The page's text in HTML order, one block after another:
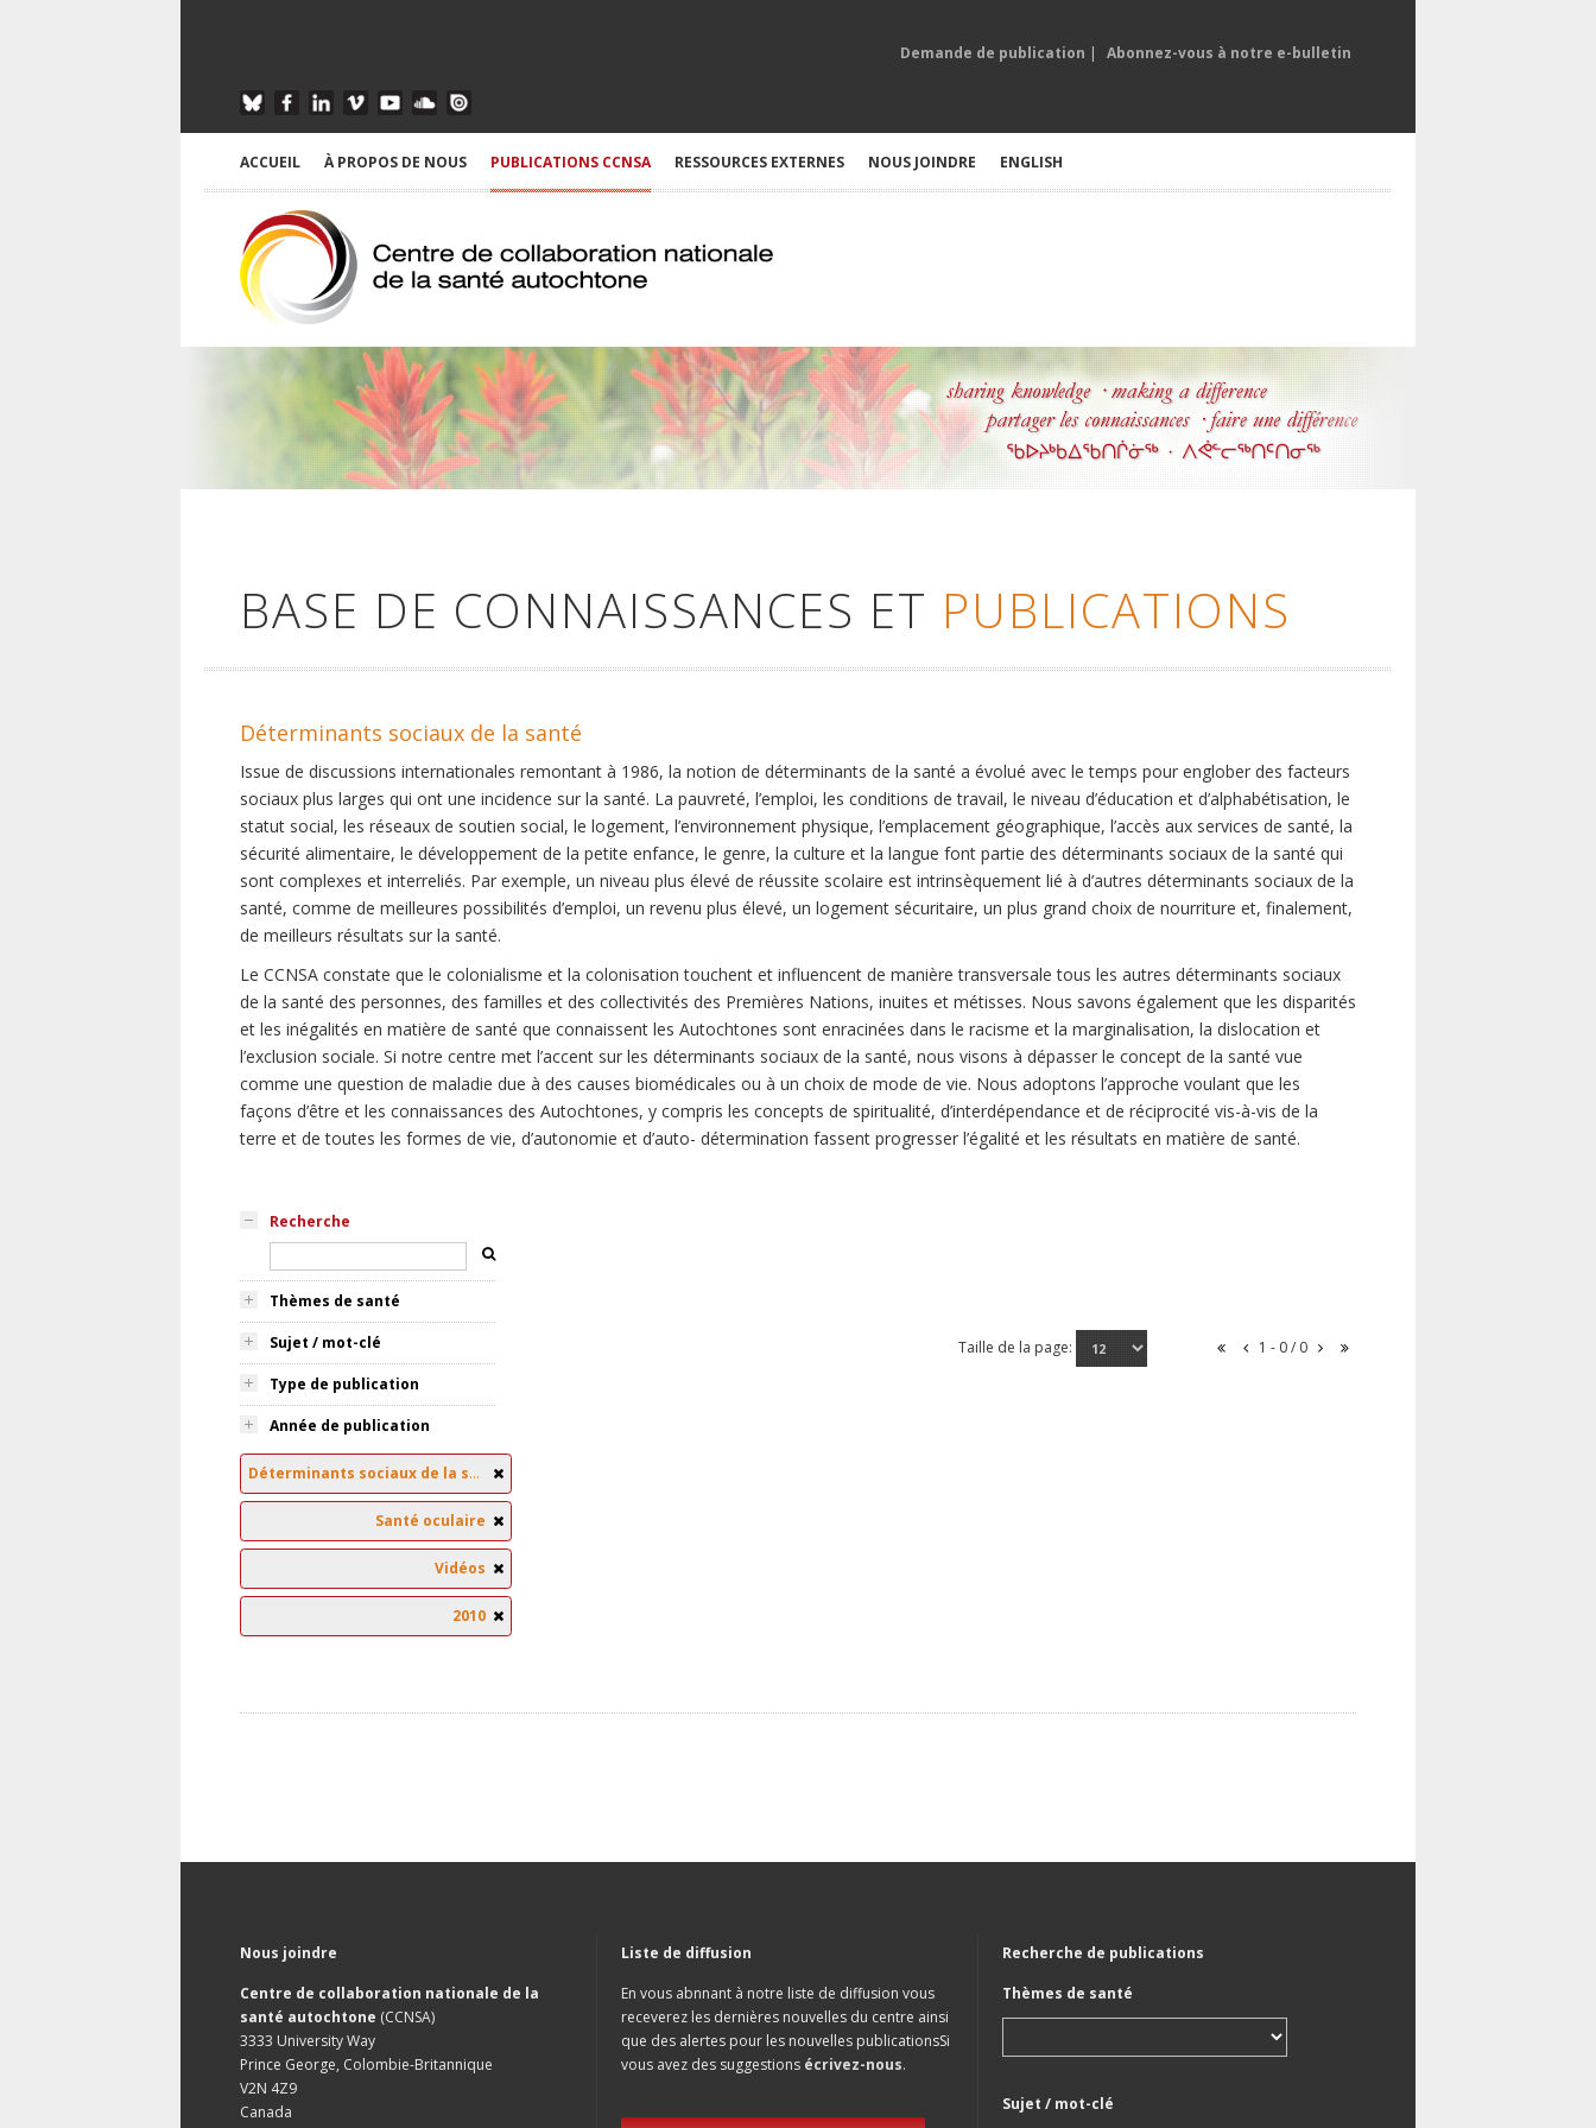
Demande de publication | Abonnez-vous à notre e-bulletin
ACCUEIL À PROPOS DE NOUS PUBLICATIONS CCNSA RESSOURCES EXTERNES NOUS JOINDRE ENGLISH
BASE DE CONNAISSANCES ET PUBLICATIONS
Déterminants sociaux de la santé
Issue de discussions internationales remontant à 1986, la notion de déterminants de la santé a évolué avec le temps pour englober des facteurs
sociaux plus larges qui ont une incidence sur la santé. La pauvreté, l’emploi, les conditions de travail, le niveau d’éducation et d’alphabétisation, le
statut social, les réseaux de soutien social, le logement, l’environnement physique, l’emplacement géographique, l’accès aux services de santé, la
sécurité alimentaire, le développement de la petite enfance, le genre, la culture et la langue font partie des déterminants sociaux de la santé qui
sont complexes et interreliés. Par exemple, un niveau plus élevé de réussite scolaire est intrinsèquement lié à d’autres déterminants sociaux de la
santé, comme de meilleures possibilités d’emploi, un revenu plus élevé, un logement sécuritaire, un plus grand choix de nourriture et, finalement,
de meilleurs résultats sur la santé.
Le CCNSA constate que le colonialisme et la colonisation touchent et influencent de manière transversale tous les autres déterminants sociaux
de la santé des personnes, des familles et des collectivités des Premières Nations, inuites et métisses. Nous savons également que les disparités
et les inégalités en matière de santé que connaissent les Autochtones sont enracinées dans le racisme et la marginalisation, la dislocation et
l’exclusion sociale. Si notre centre met l’accent sur les déterminants sociaux de la santé, nous visons à dépasser le concept de la santé vue
comme une question de maladie due à des causes biomédicales ou à un choix de mode de vie. Nous adoptons l’approche voulant que les
façons d’être et les connaissances des Autochtones, y compris les concepts de spiritualité, d’interdépendance et de réciprocité vis-à-vis de la
terre et de toutes les formes de vie, d’autonomie et d’auto- détermination fassent progresser l’égalité et les résultats en matière de santé.
Recherche
Thèmes de santé
Sujet / mot-clé
Type de publication
Année de publication
Déterminants sociaux de la santé
Santé oculaire
Vidéos
2010
Taille de la page: 1 - 0 / 0
Nous joindre
Centre de collaboration nationale de la
santé autochtone (CCNSA)
3333 University Way
Prince George, Colombie-Britannique
V2N 4Z9
Canada
Liste de diffusion
En vous abnnant à notre liste de diffusion vous
receverez les dernières nouvelles du centre ainsi
que des alertes pour les nouvelles publicationsSi
vous avez des suggestions écrivez-nous.
Recherche de publications
Thèmes de santé
Sujet / mot-clé